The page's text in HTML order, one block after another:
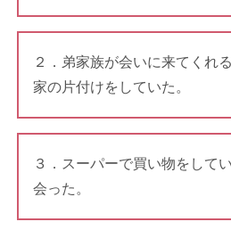
２．弟家族が会いに来てくれ
家の片付けをしていた。
３．スーパーで買い物をして
会った。